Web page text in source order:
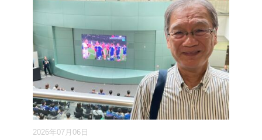
2026年07月06日